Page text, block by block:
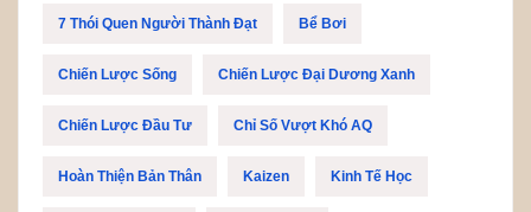
7 Thói Quen Người Thành Đạt Bể Bơi
Chiến Lược Sống Chiến Lược Đại Dương Xanh
Chiến Lược Đầu Tư Chỉ Số Vượt Khó AQ
Hoàn Thiện Bản Thân Kaizen Kinh Tế Học